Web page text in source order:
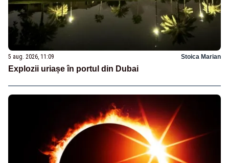
5 aug. 2026, 11:09 Stoica Marian
Explozii uriașe în portul din Dubai